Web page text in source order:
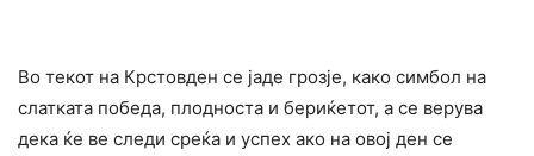
Во текот на Крстовден се јаде грозје, како симбол на
слатката победа, плодноста и бериќетот, а се верува
дека ќе ве следи среќа и успех ако на овој ден се